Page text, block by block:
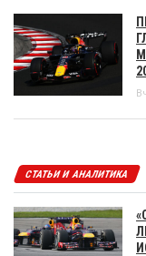
СТАТЬИ И АНАЛИТИКА